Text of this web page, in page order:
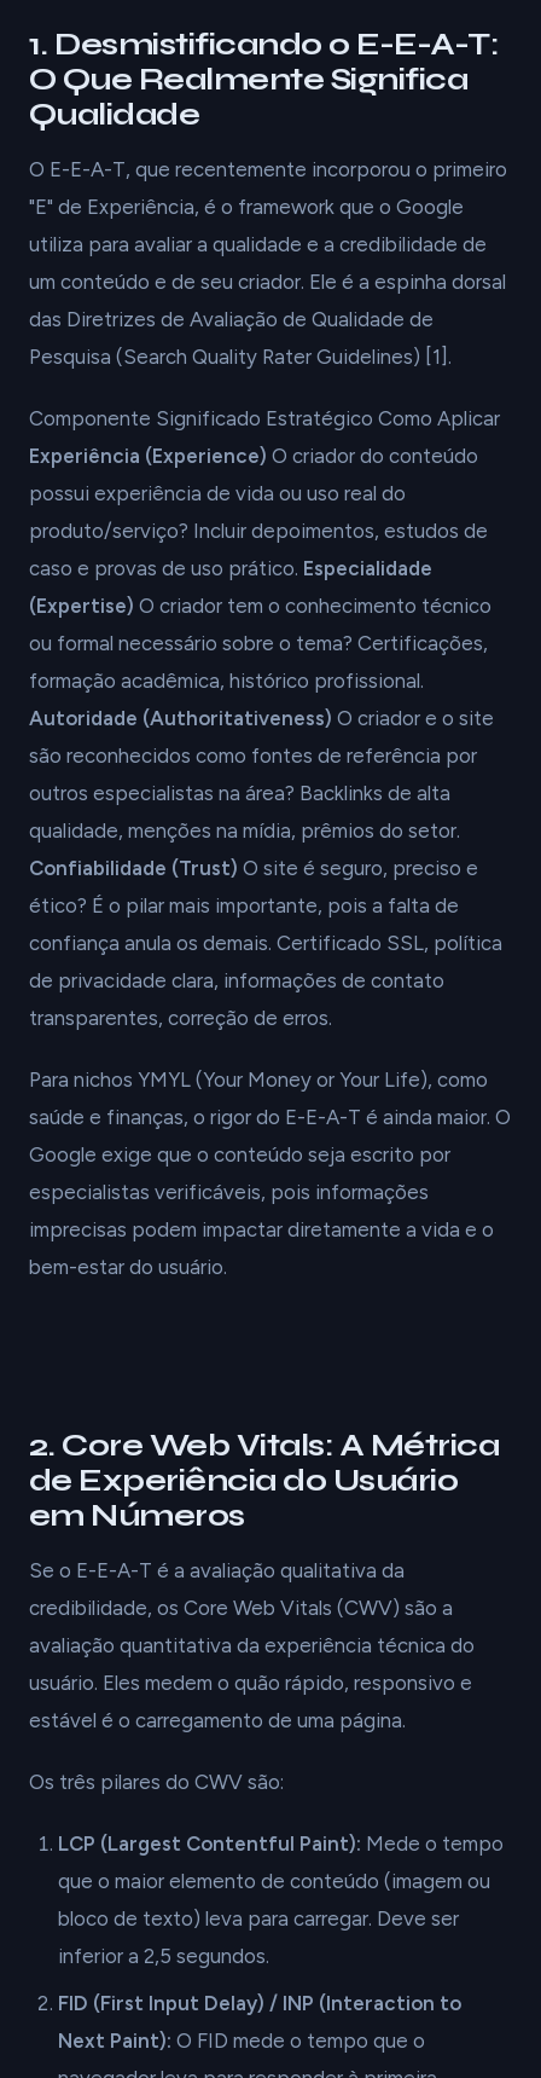
1. Desmistificando o E-E-A-T:
O Que Realmente Significa
Qualidade
O E-E-A-T, que recentemente incorporou o primeiro
"E" de Experiência, é o framework que o Google
utiliza para avaliar a qualidade e a credibilidade de
um conteúdo e de seu criador. Ele é a espinha dorsal
das Diretrizes de Avaliação de Qualidade de
Pesquisa (Search Quality Rater Guidelines) [1].
Componente Significado Estratégico Como Aplicar
Experiência (Experience) O criador do conteúdo
possui experiência de vida ou uso real do
produto/serviço? Incluir depoimentos, estudos de
caso e provas de uso prático. Especialidade
(Expertise) O criador tem o conhecimento técnico
ou formal necessário sobre o tema? Certificações,
formação acadêmica, histórico profissional.
Autoridade (Authoritativeness) O criador e o site
são reconhecidos como fontes de referência por
outros especialistas na área? Backlinks de alta
qualidade, menções na mídia, prêmios do setor.
Confiabilidade (Trust) O site é seguro, preciso e
ético? É o pilar mais importante, pois a falta de
confiança anula os demais. Certificado SSL, política
de privacidade clara, informações de contato
transparentes, correção de erros.
Para nichos YMYL (Your Money or Your Life), como
saúde e finanças, o rigor do E-E-A-T é ainda maior. O
Google exige que o conteúdo seja escrito por
especialistas verificáveis, pois informações
imprecisas podem impactar diretamente a vida e o
bem-estar do usuário.
2. Core Web Vitals: A Métrica
de Experiência do Usuário
em Números
Se o E-E-A-T é a avaliação qualitativa da
credibilidade, os Core Web Vitals (CWV) são a
avaliação quantitativa da experiência técnica do
usuário. Eles medem o quão rápido, responsivo e
estável é o carregamento de uma página.
Os três pilares do CWV são:
LCP (Largest Contentful Paint): Mede o tempo
que o maior elemento de conteúdo (imagem ou
bloco de texto) leva para carregar. Deve ser
inferior a 2,5 segundos.
FID (First Input Delay) / INP (Interaction to
Next Paint): O FID mede o tempo que o